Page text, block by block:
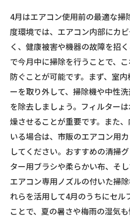
4月はエアコン使用前の最適な掃
度環境では、エアコン内部にカ
く、健康被害や機器の故障を招
で今月中に掃除を行うことで、
防ぐことが可能です。まず、室
ーを取り外して、掃除機や中性
を除去しましょう。フィルター
燥させることが重要です。また
いる場合は、市販のエアコン用
してください。おすすめの清掃
ター用ブラシや柔らかい布、そ
エアコン専用ノズルの付いた掃
れらを活用して4月のうちにセル
ことで、夏の暑さや梅雨の湿気も